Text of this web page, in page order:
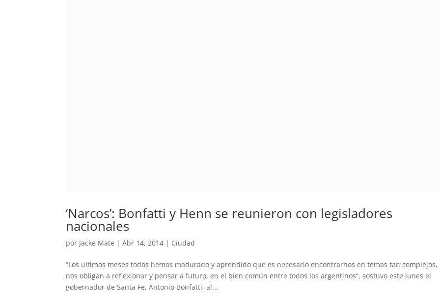
‘Narcos’: Bonfatti y Henn se reunieron con legisladores
nacionales
por Jacke Mate |Abr 14, 2014 | Ciudad
“Los últimos meses todos hemos madurado y aprendido que es necesario encontrarnos en temas tan complejos,
nos obligan a reflexionar y pensar a futuro, en el bien común entre todos los argentinos”, sostuvo este lunes el
gobernador de Santa Fe, Antonio Bonfatti, al...